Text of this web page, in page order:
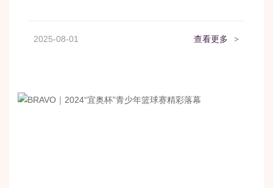
2025-08-01 查看更多 >